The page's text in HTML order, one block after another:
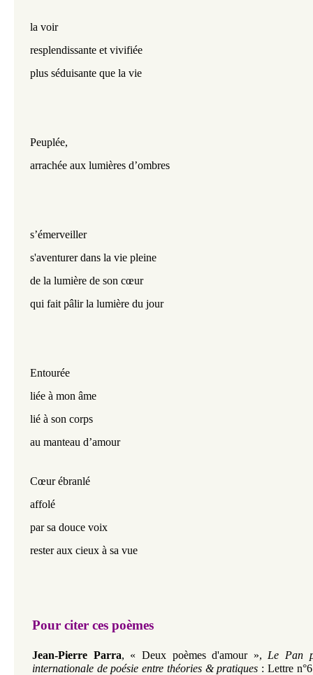
la voir
resplendissante et vivifiée
plus séduisante que la vie
Peuplée,
arrachée aux lumières d’ombres
s’émerveiller
s'aventurer dans la vie pleine
de la lumière de son cœur
qui fait pâlir la lumière du jour
Entourée
liée à mon âme
lié à son corps
au manteau d’amour
Cœur ébranlé
affolé
par sa douce voix
rester aux cieux à sa vue
Pour citer ces poèmes
Jean-Pierre Parra, « Deux poèmes d'amour», Le Pan
internationale de poésie entre théories & pratiques : Lettre